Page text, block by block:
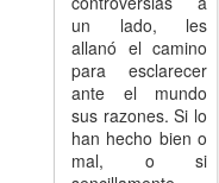
un lado, les
allanó el camino
para esclarecer
ante el mundo
sus razones. Si lo
han hecho bien o
mal, o si